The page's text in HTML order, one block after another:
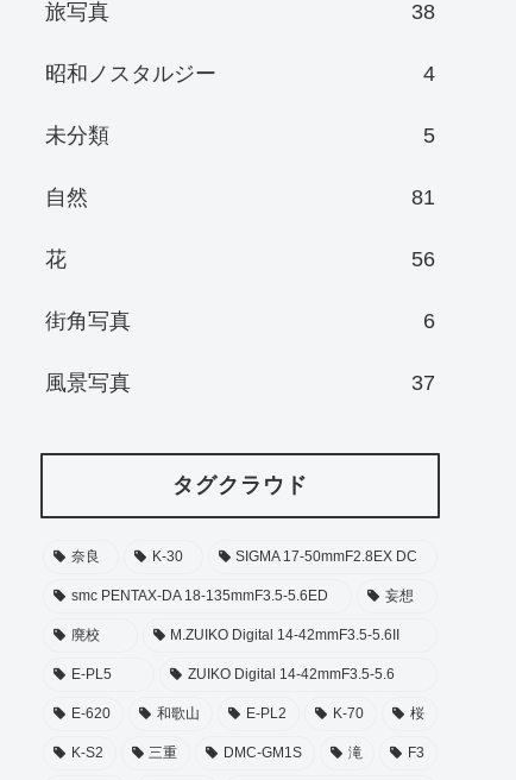
旅写真 38
昭和ノスタルジー 4
未分類 5
自然 81
花 56
街角写真 6
風景写真 37
タグクラウド
奈良 K-30 SIGMA 17-50mmF2.8EX DC
smc PENTAX-DA 18-135mmF3.5-5.6ED 妄想
廃校 M.ZUIKO Digital 14-42mmF3.5-5.6II
E-PL5 ZUIKO Digital 14-42mmF3.5-5.6
E-620 和歌山 E-PL2 K-70 桜
K-S2 三重 DMC-GM1S 滝 F3